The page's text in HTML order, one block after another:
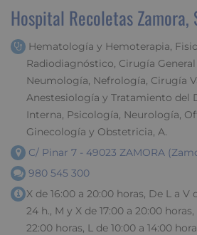
Hospital Recoletas Zamora,
Hematología y Hemoterapia,
Radiodiagnóstico, Cirugía
Neumología, Nefrología, Cirugía
Anestesiología y Tratamiento del
Interna, Psicología, Neurología,
Ginecología y Obstetricia, A.
C/ Pinar 7 - 49023 ZAMORA
980 545 300
X de 16:00 a 20:00 horas, De L a V
24 h., M y X de 17:00 a 20:00
22:00 horas, L de 10:00 a 14:00